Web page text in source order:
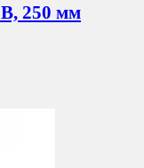
250 мм